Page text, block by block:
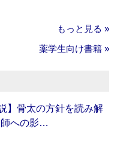
もっと見る »
薬学生向け書籍 »
】骨太の方針を読み解
師への影…